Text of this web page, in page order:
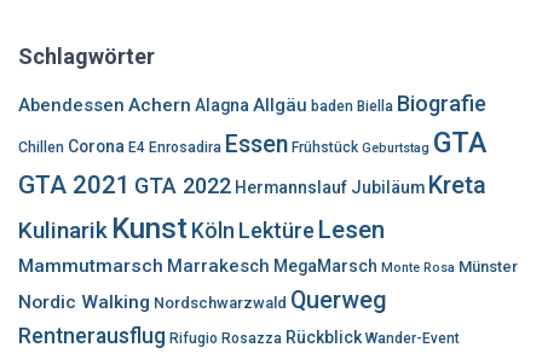
n
a
c
:
Schlagwörter
Abendessen Achern Alagna Allgäu baden Biella Biografie
Chillen Corona E4 Enrosadira Essen Frühstück Geburtstag GTA
GTA 2021 GTA 2022 Hermannslauf Jubiläum Kreta
Kulinarik Kunst Köln LektüreLesen
Mammutmarsch Marrakesch MegaMarsch Monte Rosa Münster
Nordic Walking Nordschwarzwald Querweg
Rentnerausflug Rifugio Rosazza Rückblick Wander-Event